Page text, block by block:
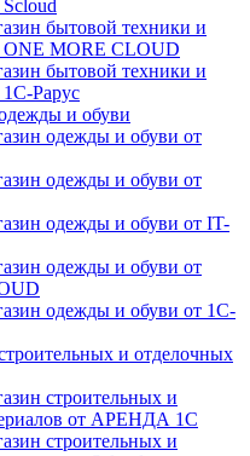
Scloud
бытовой техники и
ONE MORE CLOUD
бытовой техники и
1С-Рарус
и обуви
одежды и обуви от
одежды и обуви от
одежды и обуви от IT-
одежды и обуви от
одежды и обуви от 1С-
и отделочных
строительных и
от АРЕНДА 1С
строительных и